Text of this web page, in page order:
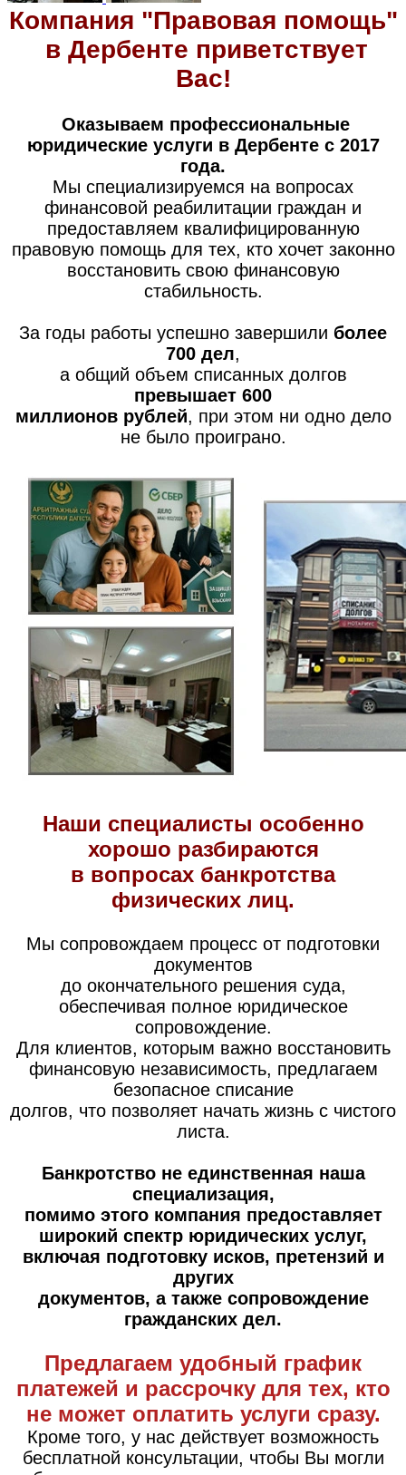
Компания "Правовая помощь"
в Дербенте приветствует
Вас!
Оказываем профессиональные
юридические услуги в Дербенте с 2017
года.
Мы специализируемся на вопросах
финансовой реабилитации граждан и
предоставляем квалифицированную
правовую помощь для тех, кто хочет законно
восстановить свою финансовую
стабильность.
За годы работы успешно завершили более
700 дел,
а общий объем списанных долгов
превышает 600
миллионов рублей, при этом ни одно дело
не было проиграно.
Наши специалисты особенно
хорошо разбираются
в вопросах банкротства
физических лиц.
Мы сопровождаем процесс от подготовки
документов
до окончательного решения суда,
обеспечивая полное юридическое
сопровождение.
Для клиентов, которым важно восстановить
финансовую независимость, предлагаем
безопасное списание
долгов, что позволяет начать жизнь с чистого
листа.
Банкротство не единственная наша
специализация,
помимо этого компания предоставляет
широкий спектр юридических услуг,
включая подготовку исков, претензий и
других
документов, а также сопровождение
гражданских дел.
Предлагаем удобный график
платежей и рассрочку для тех, кто
не может оплатить услуги сразу.
Кроме того, у нас действует возможность
бесплатной консультации, чтобы Вы могли